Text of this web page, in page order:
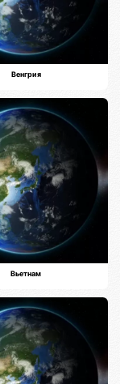
Венгрия
Вьетнам